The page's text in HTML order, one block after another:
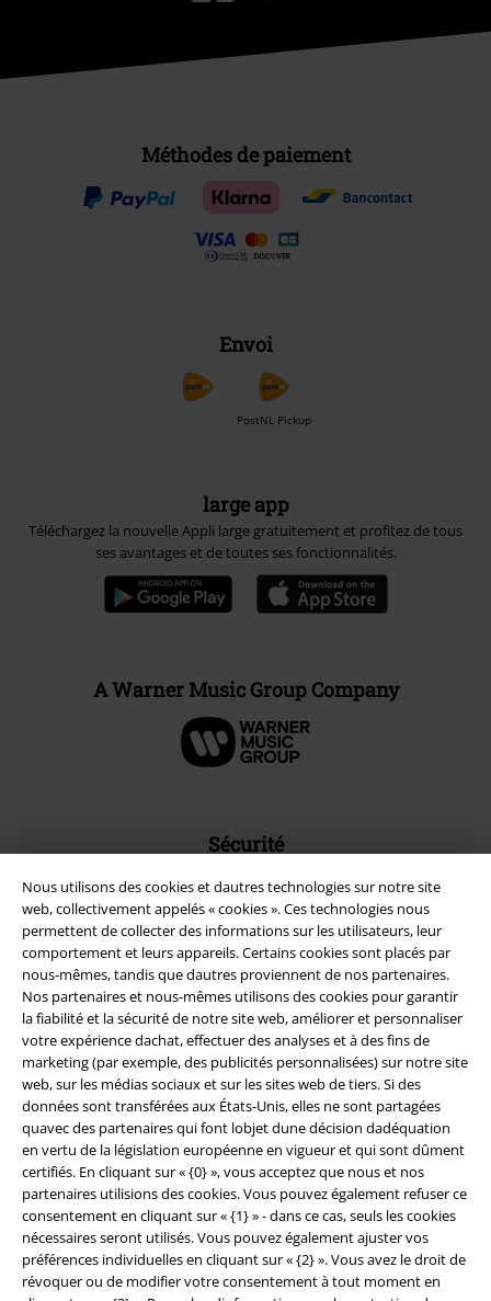
Nous utilisons des cookies et dautres technologies sur notre site
web, collectivement appelés « cookies ». Ces technologies nous
permettent de collecter des informations sur les utilisateurs, leur
comportement et leurs appareils. Certains cookies sont placés par
nous-mêmes, tandis que dautres proviennent de nos partenaires.
Nos partenaires et nous-mêmes utilisons des cookies pour garantir
la fiabilité et la sécurité de notre site web, améliorer et personnaliser
votre expérience dachat, effectuer des analyses et à des fins de
marketing (par exemple, des publicités personnalisées) sur notre site
web, sur les médias sociaux et sur les sites web de tiers. Si des
données sont transférées aux États-Unis, elles ne sont partagées
quavec des partenaires qui font lobjet dune décision dadéquation
en vertu de la législation européenne en vigueur et qui sont dûment
certifiés. En cliquant sur « {0} », vous acceptez que nous et nos
partenaires utilisions des cookies. Vous pouvez également refuser ce
consentement en cliquant sur « {1} » - dans ce cas, seuls les cookies
nécessaires seront utilisés. Vous pouvez également ajuster vos
préférences individuelles en cliquant sur « {2} ». Vous avez le droit de
révoquer ou de modifier votre consentement à tout moment en
Méthodes de paiement
Envoi
PostNL Pickup
large app
Téléchargez la nouvelle Appli large gratuitement et profitez de tous
ses avantages et de toutes ses fonctionnalités.
A Warner Music Group Company
Sécurité
Légal
Conditions générales
Éditeur